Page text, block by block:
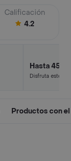
Calificación
4.2
Hasta 45%
Disfruta este
Productos con